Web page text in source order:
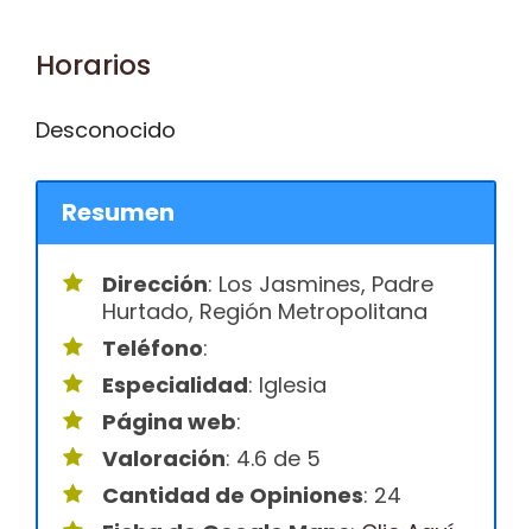
Horarios
Desconocido
Resumen
Dirección: Los Jasmines, Padre
Hurtado, Región Metropolitana
Teléfono:
Especialidad: Iglesia
Página web:
Valoración: 4.6 de 5
Cantidad de Opiniones: 24